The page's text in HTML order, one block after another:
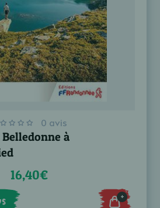
0 avis
à
16,40€
+